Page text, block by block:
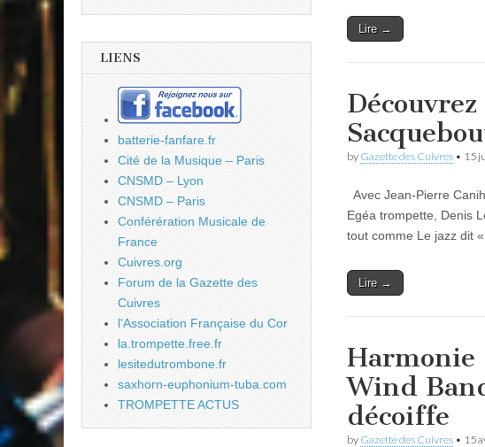
Lire →
by Gazette des Cuivres • 15
Avec Jean-Pierre
Egéa trompette, Denis
tout comme Le jazz dit
Lire →
Wind
décoiffe
by Gazette des Cuivres • 15
LIENS
batterie-fanfare.fr
Cité de la Musique – Paris
CNSMD – Lyon
CNSMD – Paris
Conférération Musicale de
France
Cuivres.org
Forum de la Gazette des
Cuivres
l'Association Française du Cor
la.trompette.free.fr
lesitedutrombone.fr
saxhorn-euphonium-tuba.com
TROMPETTE ACTUS